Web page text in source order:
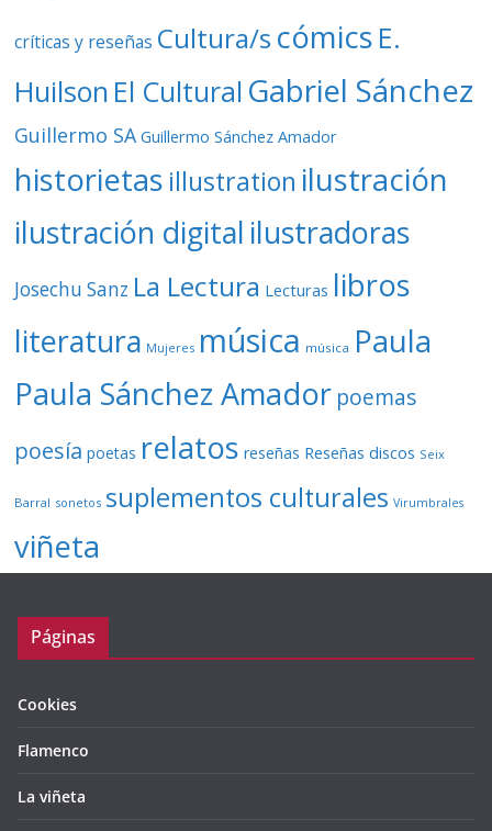
críticas y reseñas Cultura/s cómics E.
Huilson El Cultural Gabriel Sánchez
Guillermo SA Guillermo Sánchez Amador
historietas illustration ilustración
ilustración digital ilustradoras
Josechu Sanz La Lectura Lecturas libros
literatura Mujeres música música Paula
Paula Sánchez Amador poemas
poesía poetas relatos reseñas Reseñas discos Seix
Barral sonetos suplementos culturales Virumbrales
viñeta
Páginas
Cookies
Flamenco
La viñeta